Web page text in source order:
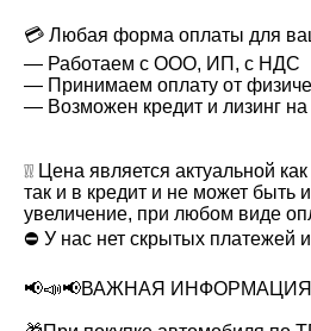
💳 Любая форма оплаты для
— Работаем с ООО, ИП, с НДС
— Принимаем оплату от
— Возможен кредит и лизинг
❕❕ Цена является актуальной
так и в кредит и не может быть
увеличение, при любом виде
⛔️ У нас нет скрытых платежей
📢📣📢ВАЖНАЯ